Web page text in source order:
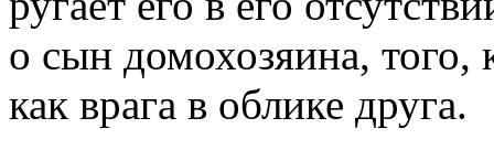
о сын домохозяина, того,
как врага в облике друга.